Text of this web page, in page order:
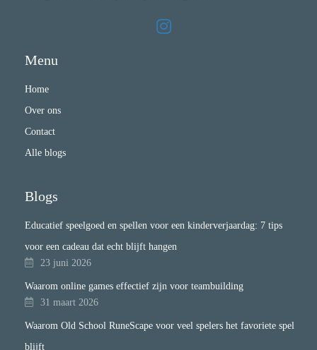
Menu
Home
Over ons
Contact
Alle blogs
Blogs
Educatief speelgoed en spellen voor een kinderverjaardag: 7 tips
voor een cadeau dat echt blijft hangen
23 juni 2026
Waarom online games effectief zijn voor teambuilding
31 maart 2026
Waarom Old School RuneScape voor veel spelers het favoriete spel
blijft